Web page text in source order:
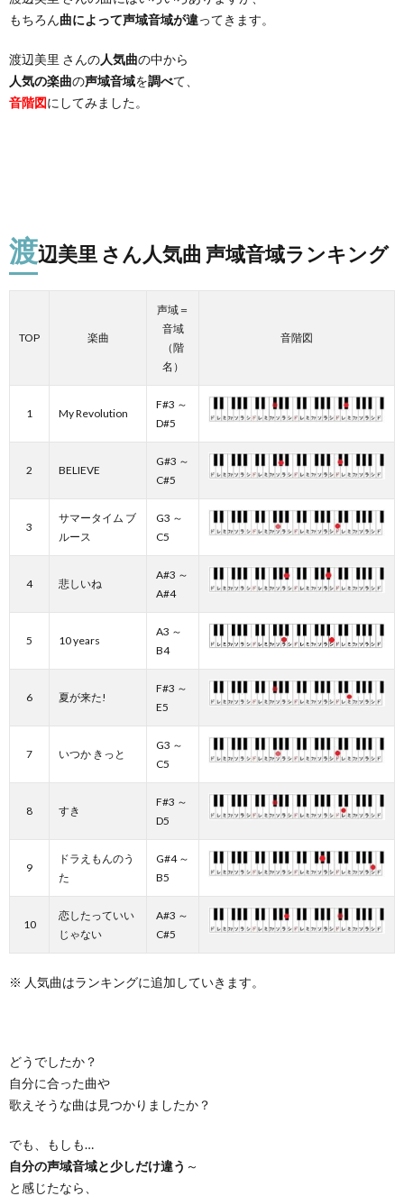
もちろん曲によって声域音域が違ってきます。
渡辺美里 さんの人気曲の中から
人気の楽曲の声域音域を調べて、
音階図にしてみました。
渡辺美里 さん人気曲 声域音域ランキング
TOP 楽曲
声域＝
音域
（階
名）
音階図
1 My Revolution
F#3 ～
D#5
2 BELIEVE
G#3 ～
C#5
3
サマータイム ブ
ルース
G3 ～
C5
4 悲しいね
A#3 ～
A#4
5 10 years
A3 ～
B4
6 夏が来た!
F#3 ～
E5
7 いつか きっと
G3 ～
C5
8 すき
F#3 ～
D5
9
ドラえもんのう
た
G#4 ～
B5
10
恋したっていい
じゃない
A#3 ～
C#5
※ 人気曲はランキングに追加していきます。
どうでしたか？
自分に合った曲や
歌えそうな曲は見つかりましたか？
でも、もしも…
自分の声域音域と少しだけ違う ～
と感じたなら、